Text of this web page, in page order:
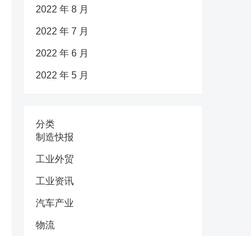
2022 年 8 月
2022 年 7 月
2022 年 6 月
2022 年 5 月
分类
制造快报
工业外贸
工业资讯
汽车产业
物流